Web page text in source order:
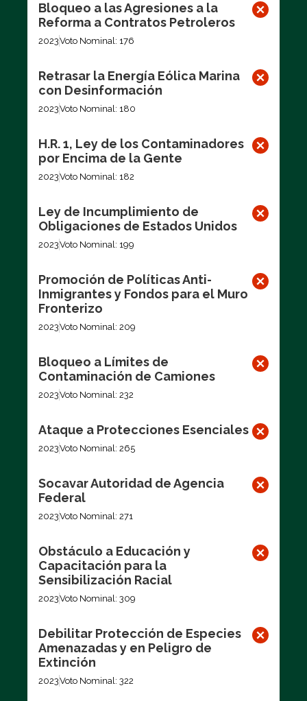
Bloqueo a las Agresiones a la
Reforma a Contratos Petroleros
2023Voto Nominal: 176
Retrasar la Energía Eólica Marina
con Desinformación
2023Voto Nominal: 180
H.R. 1, Ley de los Contaminadores
por Encima de la Gente
2023Voto Nominal: 182
Ley de Incumplimiento de
Obligaciones de Estados Unidos
2023Voto Nominal: 199
Promoción de Políticas Anti-
Inmigrantes y Fondos para el Muro
Fronterizo
2023Voto Nominal: 209
Bloqueo a Límites de
Contaminación de Camiones
2023Voto Nominal: 232
Ataque a Protecciones Esenciales
2023Voto Nominal: 265
Socavar Autoridad de Agencia
Federal
2023Voto Nominal: 271
Obstáculo a Educación y
Capacitación para la
Sensibilización Racial
2023Voto Nominal: 309
Debilitar Protección de Especies
Amenazadas y en Peligro de
Extinción
2023Voto Nominal: 322